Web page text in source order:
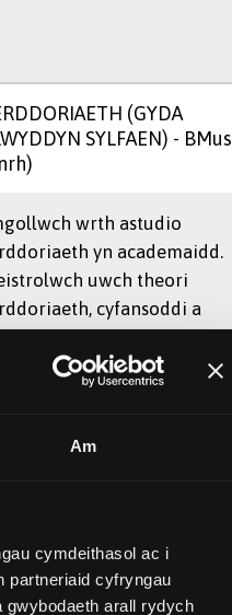
Am
cymdeithasol ac i
partneriaid cyfryngau
gwybodaeth arall rydych
(GYDA
SYLFAEN) - BMus
wrth astudio
yn academaidd.
uwch theori
cyfansoddi a
UCAS